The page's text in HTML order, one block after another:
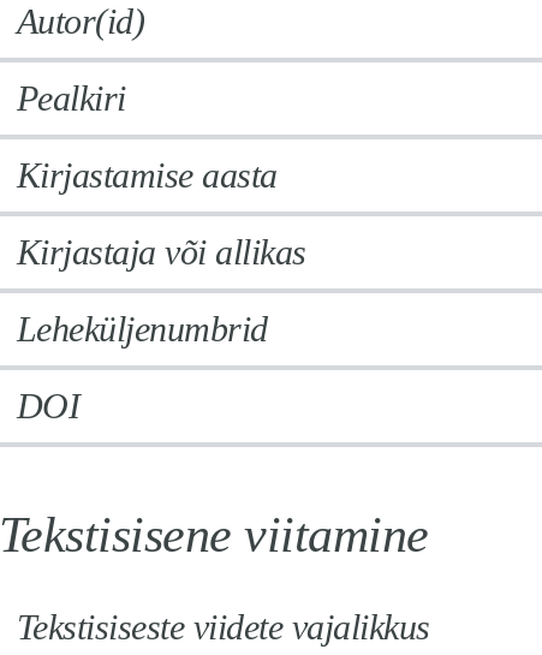
Autor(id)
Pealkiri
Kirjastamise aasta
Kirjastaja või allikas
Leheküljenumbrid
DOI
Tekstisisene viitamine
Tekstisiseste viidete vajalikkus